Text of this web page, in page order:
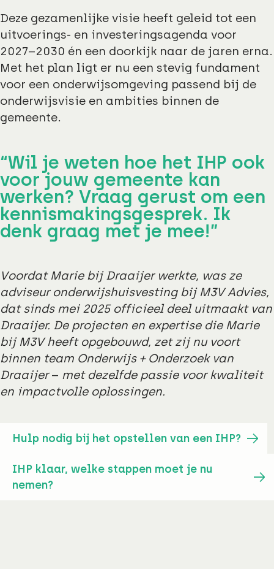
Deze gezamenlijke visie heeft geleid tot een
uitvoerings- en investeringsagenda voor
2027–2030 én een doorkijk naar de jaren erna.
Met het plan ligt er nu een stevig fundament
voor een onderwijsomgeving passend bij de
onderwijsvisie en ambities binnen de
gemeente.
“Wil je weten hoe het IHP ook
voor jouw gemeente kan
werken? Vraag gerust om een
kennismakingsgesprek. Ik
denk graag met je mee!”
Voordat Marie bij Draaijer werkte, was ze
adviseur onderwijshuisvesting bij M3V Advies,
dat sinds mei 2025 officieel deel uitmaakt van
Draaijer. De projecten en expertise die Marie
bij M3V heeft opgebouwd, zet zij nu voort
binnen team Onderwijs + Onderzoek van
Draaijer– met dezelfde passie voor kwaliteit
en impactvolle oplossingen.
Hulp nodig bij het opstellen van een IHP?
IHP klaar, welke stappen moet je nu
nemen?